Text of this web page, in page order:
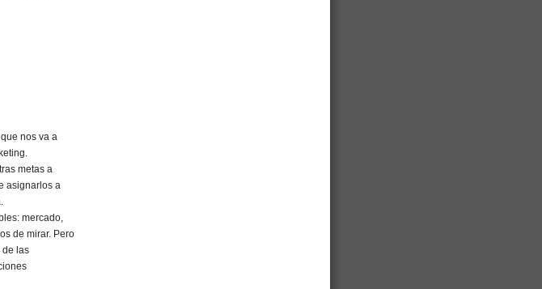
nos va a
metas a
asignarlos a
mercado,
de mirar. Pero
de las